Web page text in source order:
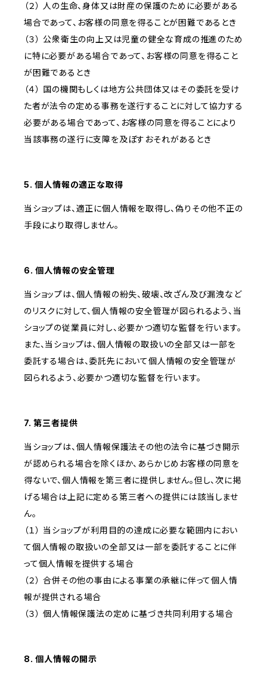
（２） 人の生命、身体又は財産の保護のために必要がある
場合であって、お客様の同意を得ることが困難であるとき
（３） 公衆衛生の向上又は児童の健全な育成の推進のため
に特に必要がある場合であって、お客様の同意を得ること
が困難であるとき
（４） 国の機関もしくは地方公共団体又はその委託を受け
た者が法令の定める事務を遂行することに対して協力する
必要がある場合であって、お客様の同意を得ることにより
当該事務の遂行に支障を及ぼすおそれがあるとき
5. 個人情報の適正な取得
当ショップは、適正に個人情報を取得し、偽りその他不正の
手段により取得しません。
6. 個人情報の安全管理
当ショップは、個人情報の紛失、破壊、改ざん及び漏洩など
のリスクに対して、個人情報の安全管理が図られるよう、当
ショップの従業員に対し、必要かつ適切な監督を行います。
また、当ショップは、個人情報の取扱いの全部又は一部を
委託する場合は、委託先において個人情報の安全管理が
図られるよう、必要かつ適切な監督を行います。
7. 第三者提供
当ショップは、個人情報保護法その他の法令に基づき開示
が認められる場合を除くほか、あらかじめお客様の同意を
得ないで、個人情報を第三者に提供しません。但し、次に掲
げる場合は上記に定める第三者への提供には該当しませ
ん。
（１） 当ショップが利用目的の達成に必要な範囲内におい
て個人情報の取扱いの全部又は一部を委託することに伴
って個人情報を提供する場合
（２） 合併その他の事由による事業の承継に伴って個人情
報が提供される場合
（３） 個人情報保護法の定めに基づき共同利用する場合
8. 個人情報の開示